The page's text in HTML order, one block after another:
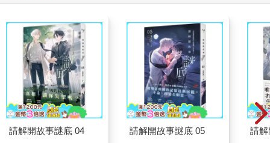
請解開故事謎底 04 請解開故事謎底 05 請解